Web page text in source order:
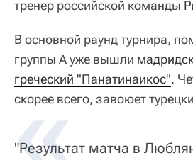
тренер российской команды
В основной раунд турнира,
группы А уже вышли
греческий "Панатинаикос".
скорее всего, завоюет
"Результат матча в